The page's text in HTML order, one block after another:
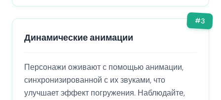
#3
Динамические анимации
Персонажи оживают с помощью анимации,
синхронизированной с их звуками, что
улучшает эффект погружения. Наблюдайте,